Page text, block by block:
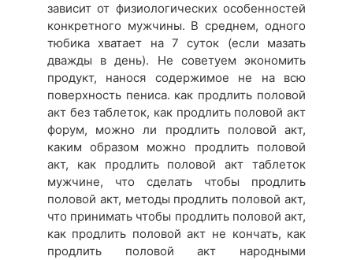
зависит от физиологических особенностей
конкретного мужчины. В среднем, одного
тюбика хватает на 7 суток (если мазать
дважды в день). Не советуем экономить
продукт, нанося содержимое не на всю
поверхность пениса. как продлить половой
акт без таблеток, как продлить половой акт
форум, можно ли продлить половой акт,
каким образом можно продлить половой
акт, как продлить половой акт таблеток
мужчине, что сделать чтобы продлить
половой акт, методы продлить половой акт,
что принимать чтобы продлить половой акт,
как продлить половой акт не кончать, как
продлить половой акт народными